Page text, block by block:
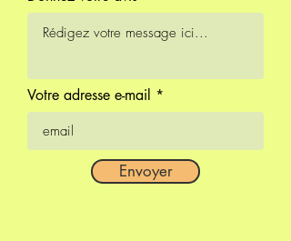
l'amour il y a la prospérité, la
paix.
Boîte de 9 bâtons.
Votre adresse e-mail
Envoyer